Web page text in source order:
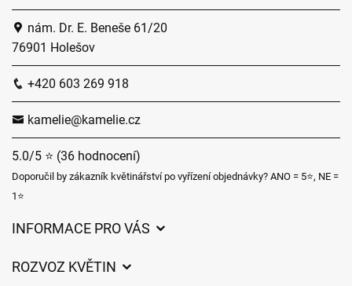
nám. Dr. E. Beneše 61/20
76901 Holešov
+420 603 269 918
kamelie@kamelie.cz
5.0/5 ⭐ (36 hodnocení)
Doporučil by zákazník květinářství po vyřízení objednávky? ANO = 5⭐, NE =
1⭐
INFORMACE PRO VÁS
ROZVOZ KVĚTIN